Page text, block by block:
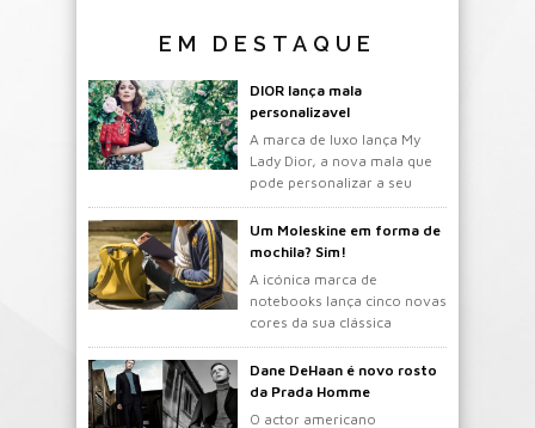
EM DESTAQUE
DIOR lança mala
personalizavel
A marca de luxo lança My
Lady Dior, a nova mala que
pode personalizar a seu
gosto.
Um Moleskine em forma de
mochila? Sim!
A icónica marca de
notebooks lança cinco novas
cores da sua clássica
mochila.
Dane DeHaan é novo rosto
da Prada Homme
O actor americano